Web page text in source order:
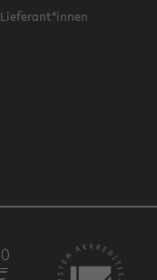
Lieferant*innen